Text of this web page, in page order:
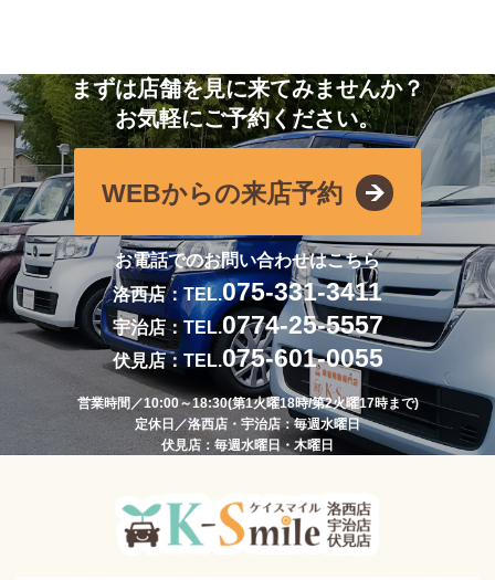
まずは店舗を見に来てみませんか？
お気軽にご予約ください。
WEBからの来店予約
お電話でのお問い合わせはこちら
洛西店：TEL.075-331-3411
宇治店：TEL.0774-25-5557
伏見店：TEL.075-601-0055
営業時間／10:00～18:30(第1火曜18時/第2火曜17時まで)
定休日／洛西店・宇治店：毎週水曜日
伏見店：毎週水曜日・木曜日